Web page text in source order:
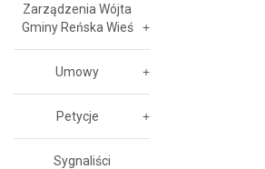
Zarządzenia Wójta
Gminy Reńska Wieś
Umowy
Petycje
Sygnaliści